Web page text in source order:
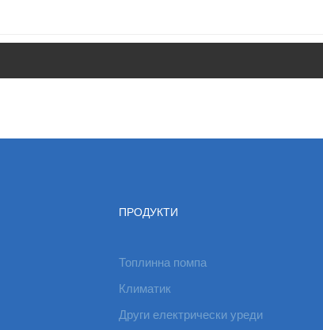
ПРОДУКТИ
Топлинна помпа
Климатик
Други електрически уреди